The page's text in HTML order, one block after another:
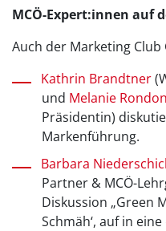
MCÖ-Expert:innen auf
Auch der Marketing
Kathrin Brandtner
und Melanie
Präsidentin)
Markenführung.
Barbara
Partner & MCÖ-
Diskussion „Green
Schmäh‘, auf in